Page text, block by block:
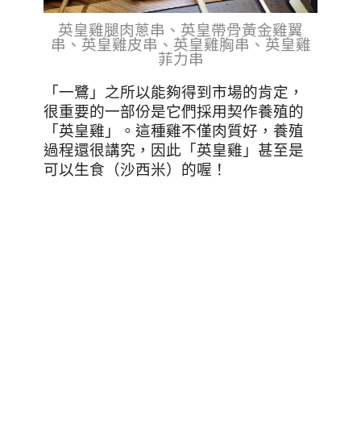
英皇雞腿肉蔥串、英皇帶骨黃金雞翼
串、英皇雞皮串、英皇雞胸串、英皇雞
菲力串
「一鷺」之所以能夠得到市場的肯定，
很重要的一部份是它們採用契作養殖的
「英皇雞」。這種雞不僅肉質好，養殖
過程還很講究，因此「英皇雞」甚至是
可以生食（沙西米）的喔！